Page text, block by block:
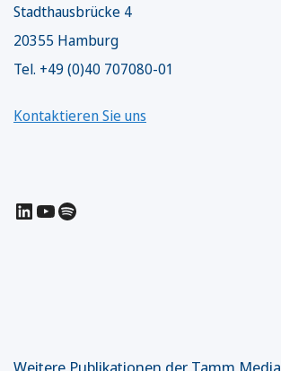
Stadthausbrücke 4
20355 Hamburg
Tel. +49 (0)40 707080-01
Kontaktieren Sie uns
LinkedIn
YouTube
Spotify
Weitere Publikationen der Tamm Media